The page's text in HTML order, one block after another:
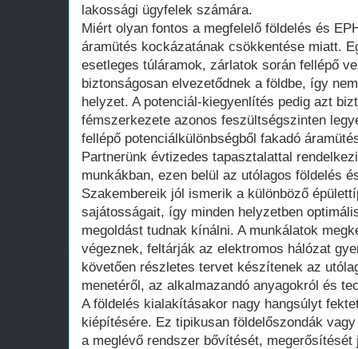
lakossági ügyfelek számára.
Miért olyan fontos a megfelelő földelés és
áramütés kockázatának csökkentése miatt.
esetleges túláramok, zárlatok során fellépő
biztonságosan elvezetődnek a földbe, így
helyzet. A potenciál-kiegyenlítés pedig azt
fémszerkezete azonos feszültségszinten
fellépő potenciálkülönbségből fakadó
Partnerünk évtizedes tapasztalattal
munkákban, ezen belül az utólagos földelés
Szakembereik jól ismerik a különböző
sajátosságait, így minden helyzetben
megoldást tudnak kínálni. A munkálatok
végeznek, feltárják az elektromos hálózat
követően részletes tervet készítenek az
menetéről, az alkalmazandó anyagokról és
A földelés kialakításakor nagy hangsúlyt
kiépítésére. Ez tipikusan földelőszondák
a meglévő rendszer bővítését, megerősítését